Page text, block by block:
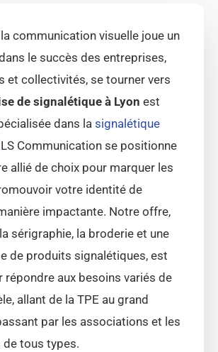
la communication visuelle joue un
le succès des entreprises,
et collectivités, se tourner vers
de signalétique à Lyon est
dans lasignalétique
LS Communication se positionne
allié de choix pour marquer les
votre identité de
impactante. Notre offre,
sérigraphie, la broderie et une
de produits signalétiques, est
répondre aux besoins variés de
allant de la TPE au grand
par les associations et les
tous types.